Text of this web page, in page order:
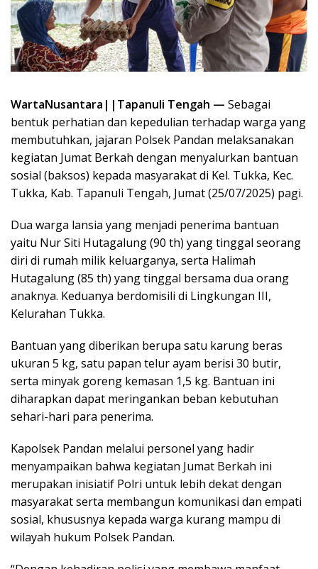
WartaNusantara||Tapanuli Tengah — Sebagai
bentuk perhatian dan kepedulian terhadap warga yang
membutuhkan, jajaran Polsek Pandan melaksanakan
kegiatan Jumat Berkah dengan menyalurkan bantuan
sosial (baksos) kepada masyarakat di Kel. Tukka, Kec.
Tukka, Kab. Tapanuli Tengah, Jumat (25/07/2025) pagi.
Dua warga lansia yang menjadi penerima bantuan
yaitu Nur Siti Hutagalung (90 th) yang tinggal seorang
diri di rumah milik keluarganya, serta Halimah
Hutagalung (85 th) yang tinggal bersama dua orang
anaknya. Keduanya berdomisili di Lingkungan III,
Kelurahan Tukka.
Bantuan yang diberikan berupa satu karung beras
ukuran 5 kg, satu papan telur ayam berisi 30 butir,
serta minyak goreng kemasan 1,5 kg. Bantuan ini
diharapkan dapat meringankan beban kebutuhan
sehari-hari para penerima.
Kapolsek Pandan melalui personel yang hadir
menyampaikan bahwa kegiatan Jumat Berkah ini
merupakan inisiatif Polri untuk lebih dekat dengan
masyarakat serta membangun komunikasi dan empati
sosial, khususnya kepada warga kurang mampu di
wilayah hukum Polsek Pandan.